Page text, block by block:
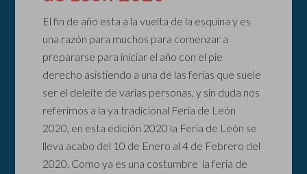
El fin de año esta a la vuelta de la esquina y es
una razón para muchos para comenzar a
prepararse para iniciar el año con el pie
derecho asistiendo a una de las ferias que suele
ser el deleite de varias personas, y sin duda nos
referimos a la ya tradicional Feria de León
2020, en esta edición 2020 la Feria de León se
lleva acabo del 10 de Enero al 4 de Febrero del
2020. Como ya es una costumbre la feria de